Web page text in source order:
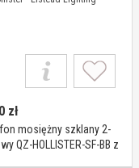
zł
mosiężny szklany 2-
QZ-HOLLISTER-SF-BB z